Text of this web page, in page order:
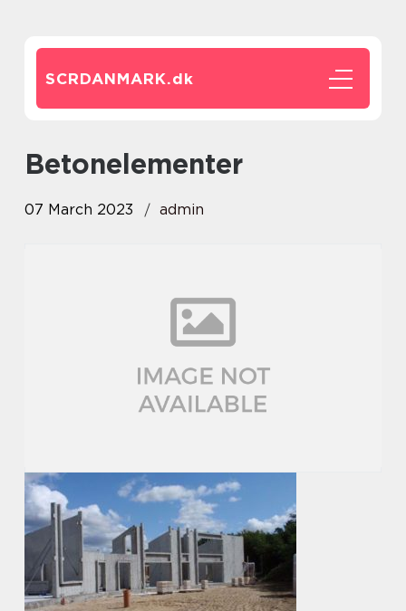
SCRDANMARK.dk
betonelementer
07 March 2023 admin